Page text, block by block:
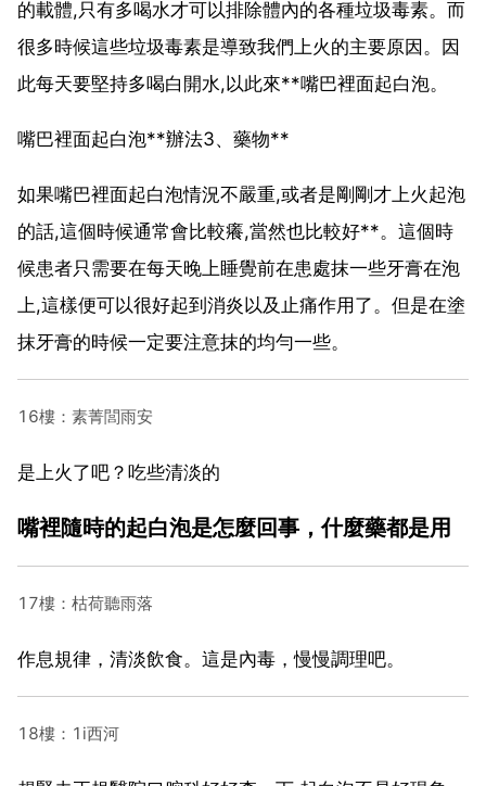
的載體,只有多喝水才可以排除體內的各種垃圾毒素。而
很多時候這些垃圾毒素是導致我們上火的主要原因。因
此每天要堅持多喝白開水,以此來**嘴巴裡面起白泡。
嘴巴裡面起白泡**辦法3、藥物**
如果嘴巴裡面起白泡情況不嚴重,或者是剛剛才上火起泡
的話,這個時候通常會比較癢,當然也比較好**。這個時
候患者只需要在每天晚上睡覺前在患處抹一些牙膏在泡
上,這樣便可以很好起到消炎以及止痛作用了。但是在塗
抹牙膏的時候一定要注意抹的均勻一些。
16樓：素菁閭雨安
是上火了吧？吃些清淡的
嘴裡隨時的起白泡是怎麼回事，什麼藥都是用
17樓：枯荷聽雨落
作息規律，清淡飲食。這是內毒，慢慢調理吧。
18樓：1i西河